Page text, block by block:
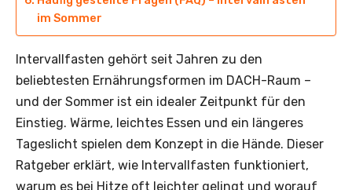
im Sommer
Intervallfasten gehört seit Jahren zu den
beliebtesten Ernährungsformen im DACH-Raum –
und der Sommer ist ein idealer Zeitpunkt für den
Einstieg. Wärme, leichtes Essen und ein längeres
Tageslicht spielen dem Konzept in die Hände. Dieser
Ratgeber erklärt, wie Intervallfasten funktioniert,
warum es bei Hitze oft leichter gelingt und worauf